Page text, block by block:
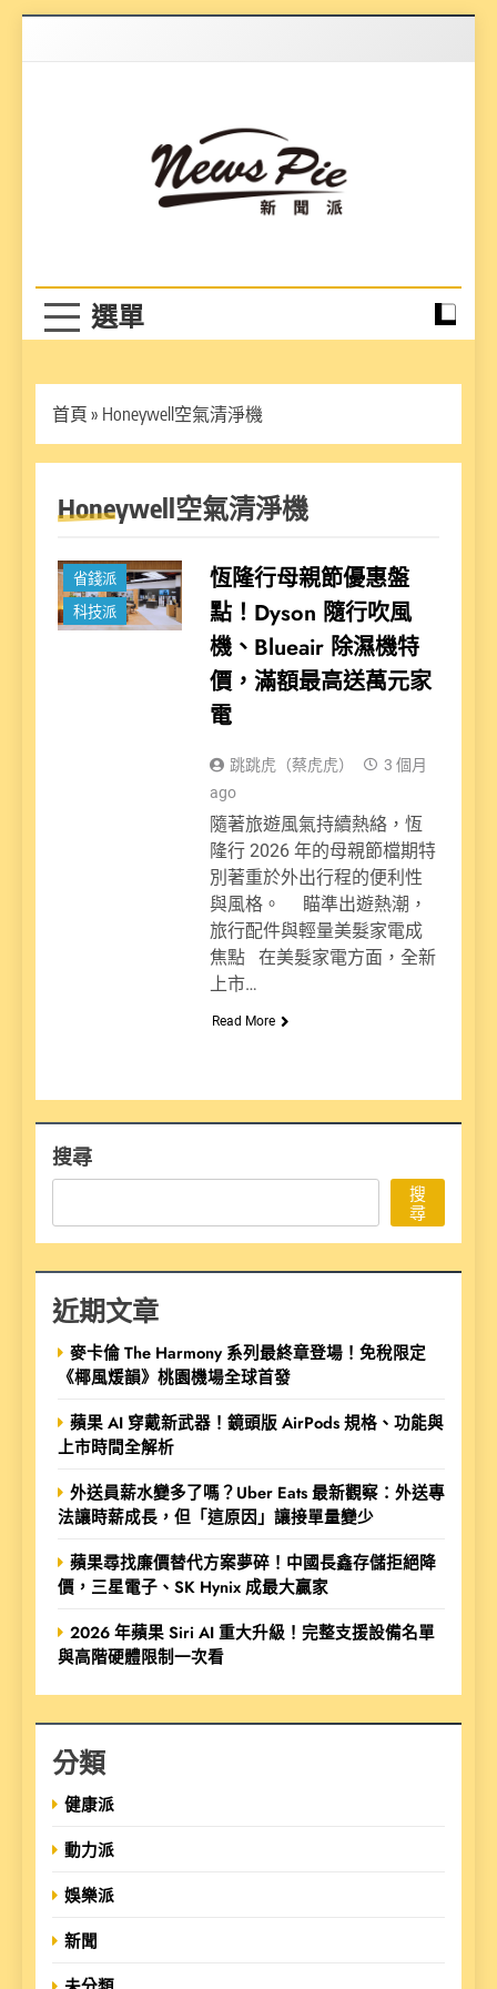
首頁 » Honeywell空氣清淨機
Honeywell空氣清淨機
省錢派
科技派
恆隆行母親節優惠盤
點！Dyson 隨行吹風
機、Blueair 除濕機特
價，滿額最高送萬元家
電
跳跳虎（蔡虎虎）
3 個月
ago
隨著旅遊風氣持續熱絡，恆
隆行 2026 年的母親節檔期特
別著重於外出行程的便利性
與風格。 瞄準出遊熱潮，
旅行配件與輕量美髮家電成
焦點 在美髮家電方面，全新
上市…
Read More
搜尋
搜
尋
近期文章
麥卡倫 The Harmony 系列最終章登場！免稅限定
《椰風煖韻》桃園機場全球首發
蘋果 AI 穿戴新武器！鏡頭版 AirPods 規格、功能與
上市時間全解析
外送員薪水變多了嗎？Uber Eats 最新觀察：外送專
法讓時薪成長，但「這原因」讓接單量變少
蘋果尋找廉價替代方案夢碎！中國長鑫存儲拒絕降
價，三星電子、SK Hynix 成最大贏家
2026 年蘋果 Siri AI 重大升級！完整支援設備名單
與高階硬體限制一次看
分類
健康派
動力派
娛樂派
新聞